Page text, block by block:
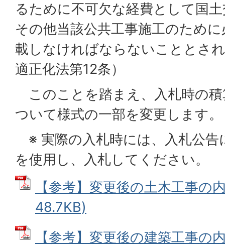
るために不可欠な経費として国
その他当該公共工事施工のため
載しなければならないこととさ
適正化法第12条）
このことを踏まえ、入札時の
ついて様式の一部を変更します。
※ 実際の入札時には、入札公告
を使用し、入札してください。
【参考】変更後の土木工事の
48.7KB)
【参考】変更後の建築工事の